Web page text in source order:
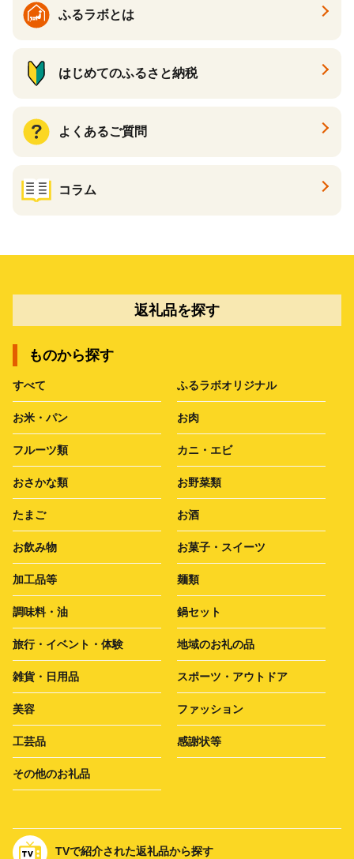
ふるラボとは
はじめてのふるさと納税
よくあるご質問
コラム
返礼品を探す
ものから探す
すべて ふるラボオリジナル
お米・パン お肉
フルーツ類 カニ・エビ
おさかな類 お野菜類
たまご お酒
お飲み物 お菓子・スイーツ
加工品等 麺類
調味料・油 鍋セット
旅行・イベント・体験 地域のお礼の品
雑貨・日用品 スポーツ・アウトドア
美容 ファッション
工芸品 感謝状等
その他のお礼品
TVで紹介された返礼品から探す